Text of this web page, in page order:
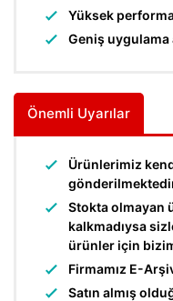
Yüksek
Geniş uygulama
Önemli Uyarılar
Ürünlerimiz
Stokta olmayan
kalkmadıysa
ürünler için
Firmamız E-
Satın almış